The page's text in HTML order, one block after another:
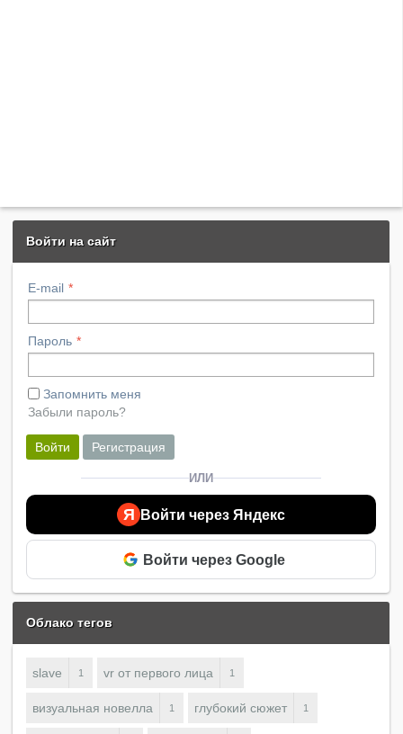
Войти на сайт
E-mail
Пароль
Запомнить меня
Забыли пароль?
Войти Регистрация
ИЛИ
Я Войти через Яндекс
Войти через Google
Облако тегов
slave 1 vr от первого лица 1
визуальная новелла 1 глубокий сюжет 1